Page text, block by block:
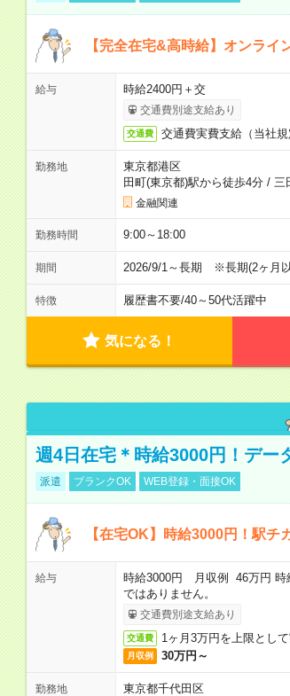
【完全在宅&高時給】オンライ
給与 時給2400円＋交
交通費別途支給あり
交通費 交通費実費支給（当社規
勤務地
東京都港区
田町(東京都)駅から徒歩4分/ 三
金融関連
勤務時間 9:00～18:00
期間 2026/9/1～長期 ※長期(2ヶ月
特徴 履歴書不要/40～50代活躍中
気になる！
週4日在宅＊時給3000円！デー
派遣 ブランクOK WEB登録・面接OK
【在宅OK】時給3000円！駅チ
給与
時給3000円 月収例 46万円 時
ではありません。
交通費別途支給あり
交通費 1ヶ月3万円を上限とし
月収例 30万円～
勤務地
東京都千代田区